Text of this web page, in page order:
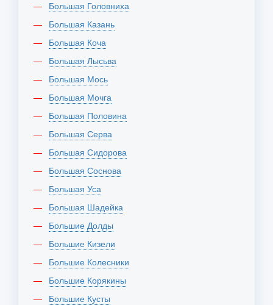
Большая Головниха
Большая Казань
Большая Коча
Большая Лысьва
Большая Мось
Большая Мочга
Большая Половина
Большая Серва
Большая Сидорова
Большая Соснова
Большая Уса
Большая Шадейка
Большие Долды
Большие Кизели
Большие Колесники
Большие Корякины
Большие Кусты